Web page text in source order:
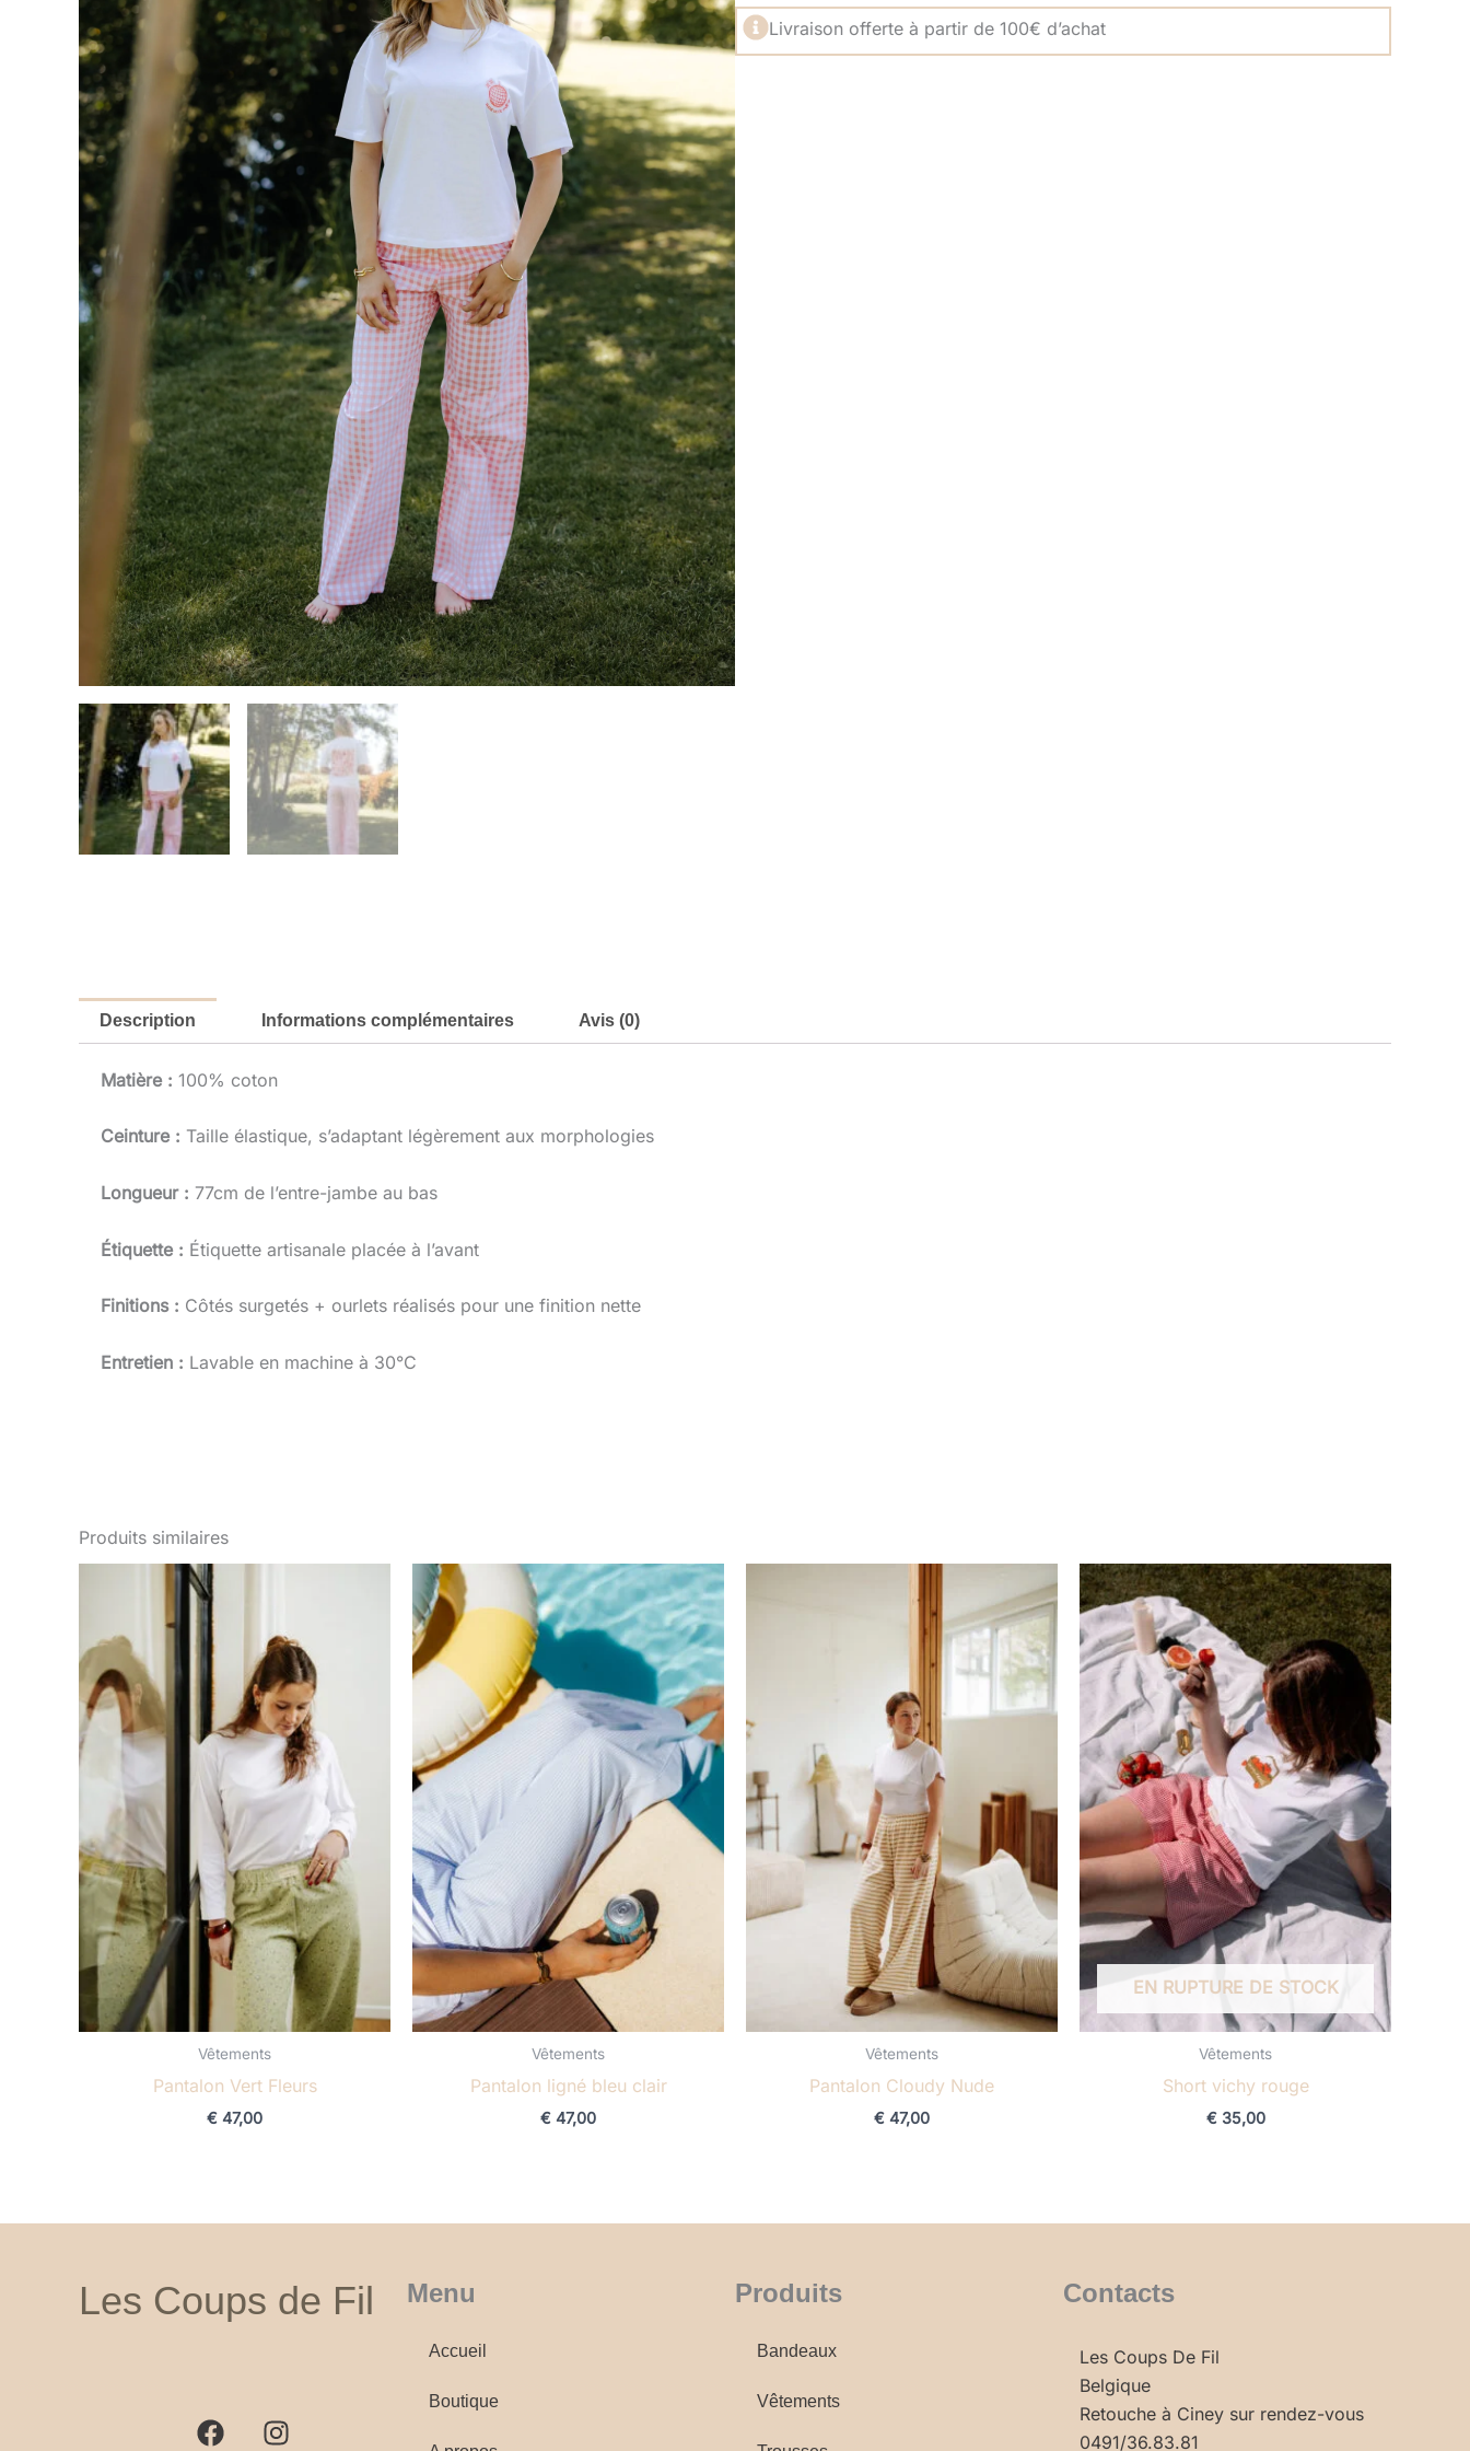
Livraison offerte à partir de 100€ d’achat
Description Informations complémentaires Avis (0)
Matière : 100% coton
Ceinture : Taille élastique, s’adaptant légèrement aux morphologies
Longueur : 77cm de l’entre-jambe au bas
Étiquette : Étiquette artisanale placée à l’avant
Finitions : Côtés surgetés + ourlets réalisés pour une finition nette
Entretien : Lavable en machine à 30°C
Produits similaires
Vêtements
Pantalon Vert Fleurs
€ 47,00
Vêtements
Pantalon ligné bleu clair
€ 47,00
Vêtements
Pantalon Cloudy Nude
€ 47,00
EN RUPTURE DE STOCK
Vêtements
Short vichy rouge
€35,00
Les Coups de Fil
c
s
Menu
Accueil
Boutique
Produits
Bandeaux
Vêtements
Contacts
Les Coups De Fil
Belgique
Retouche à Ciney sur rendez-vous
0491/36.83.81